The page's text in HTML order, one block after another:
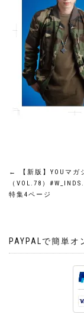
投
稿
ビ
←
【新版】YOUマガ
（VOL.78）
特集4ページ
PAYPALで簡単オ